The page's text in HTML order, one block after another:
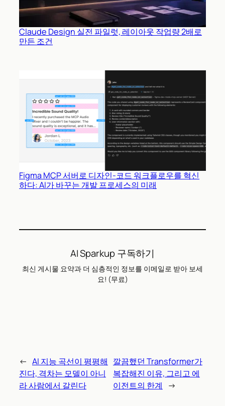
Claude Design 실전 파일럿, 레이아웃 작업량 2배로
만든 조건
Figma MCP 서버로 디자인-코드 워크플로우를 혁신
하다: AI가 바꾸는 개발 프로세스의 미래
AI Sparkup 구독하기
최신 게시물 요약과 더 심층적인 정보를 이메일로 받아 보세
요! (무료)
← AI 지능 곡선이 평평해
진다, 격차는 모델이 아니
라 사람에서 갈린다
깔끔했던 Transformer가
복잡해진 이유, 그리고 에
이전트의 한계
→